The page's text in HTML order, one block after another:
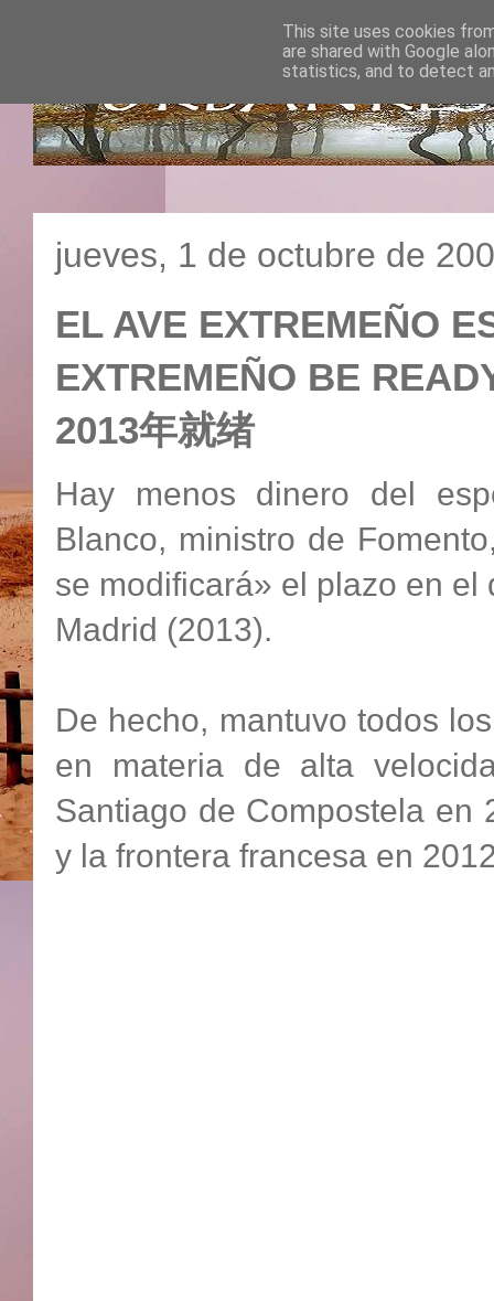
jueves, 1 de octubre de
EL AVE EXTREMEÑO
EXTREMEÑO BE
2013年就绪
Hay menos dinero del
Blanco, ministro de
se modificará» el plazo en
Madrid (2013).
De hecho, mantuvo todos
en materia de alta
Santiago de Compostela en
y la frontera francesa en
This site uses cookies
are shared with Google
statistics, and to detect